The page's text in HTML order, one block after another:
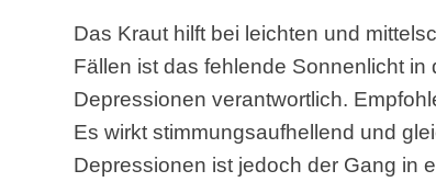
Das Kraut hilft bei leichten und
Fällen ist das fehlende Sonnenlicht
Depressionen verantwortlich.
Es wirkt stimmungsaufhellend und
Depressionen ist jedoch der Gang in